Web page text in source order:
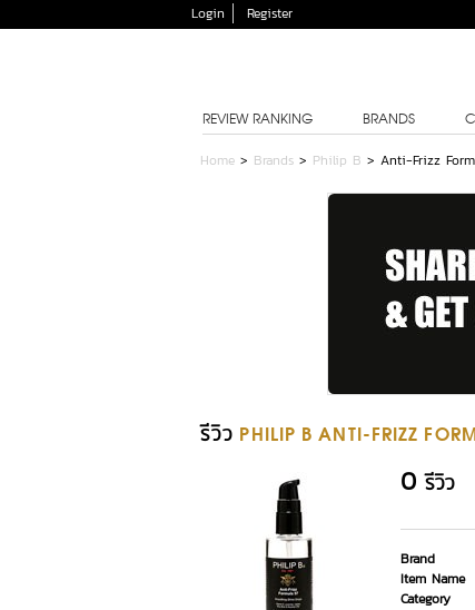
Login Register
REVIEW RANKING BRANDS
Home > Brands > Philip B > Anti-Frizz
รีวิว PHILIP B ANTI-FRIZZ
0 รีวิว
Brand
Item Name
Category